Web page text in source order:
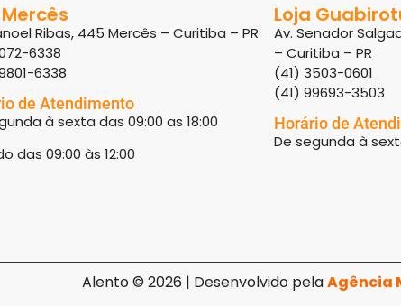
Ribas, 445 Mercês – Curitiba – PR
6338
6338
de Atendimento
à sexta das 09:00 as 18:00
das 09:00 às 12:00
Loja
Av. Senador
– Curitiba – PR
(41) 3503-0601
(41) 99693-3503
Horário de
De segunda à
Alento © 2026 | Desenvolvido pelaAgência